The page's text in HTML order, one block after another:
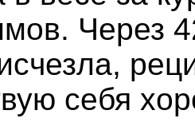
Через
себя